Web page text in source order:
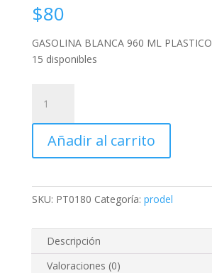
$80
GASOLINA BLANCA 960 ML PLASTICO
15 disponibles
BLANCA
960
PLASTICO
Añadir al carrito
SKU: PT0180 Categoría: prodel
Descripción
Valoraciones (0)